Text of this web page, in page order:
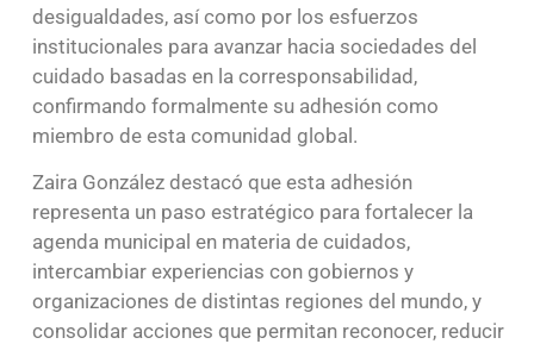
desigualdades, así como por los esfuerzos
institucionales para avanzar hacia sociedades del
cuidado basadas en la corresponsabilidad,
confirmando formalmente su adhesión como
miembro de esta comunidad global.
Zaira González destacó que esta adhesión
representa un paso estratégico para fortalecer la
agenda municipal en materia de cuidados,
intercambiar experiencias con gobiernos y
organizaciones de distintas regiones del mundo, y
consolidar acciones que permitan reconocer, reducir